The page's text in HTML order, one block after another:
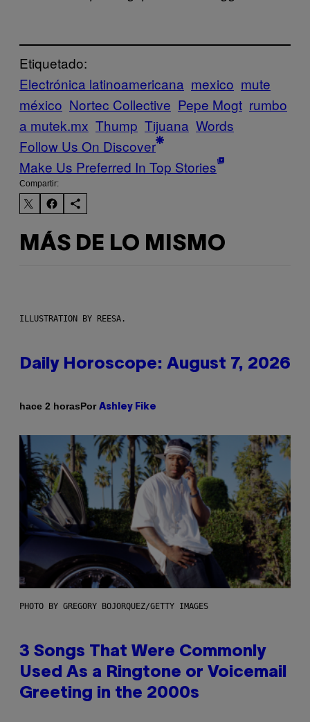
Etiquetado:
Electrónica latinoamericana mexico mute
méxico Nortec Collective Pepe Mogt rumbo
a mutek.mx Thump Tijuana Words
Follow Us On Discover
Make Us Preferred In Top Stories
Compartir:
MÁS DE LO MISMO
ILLUSTRATION BY REESA.
Daily Horoscope: August 7, 2026
hace 2 horasPor Ashley Fike
PHOTO BY GREGORY BOJORQUEZ/GETTY IMAGES
3 Songs That Were Commonly
Used As a Ringtone or Voicemail
Greeting in the 2000s